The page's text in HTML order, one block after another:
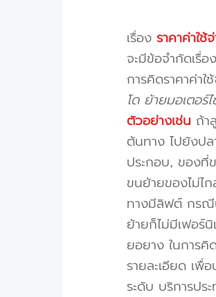
เรื่อง ราคาค่าใช้
จะมีข้อจำกัดเรื่อง
การคิดราคาค่าใ
โด ย้ายมอเตอ
ตัวอย่างเช่น ถ้า
ต้นทาง ไปยังป
ประกอบ, ของที่
ขนย้ายของไม่ไ
ทางมีลิฟต์ กรณี
ย้ายก็ไม่มีเฟอร์
ยอยาง ในการคิด
รายละเอียด เพื่
ระดับ บริการปร